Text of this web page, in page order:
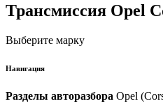
Трансмиссия Opel
Выберите марку
Навигация
Разделы авторазбора Opel